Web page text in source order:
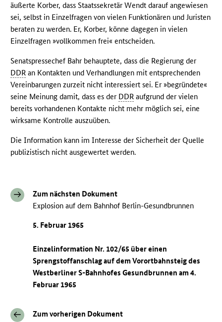
äußerte Korber, dass Staatssekretär Wendt darauf angewiesen
sei, selbst in Einzelfragen von vielen Funktionären und Juristen
beraten zu werden. Er, Korber, könne dagegen in vielen
Einzelfragen »vollkommen frei« entscheiden.
Senatspressechef Bahr behauptete, dass die Regierung der
DDR an Kontakten und Verhandlungen mit entsprechenden
Vereinbarungen zurzeit nicht interessiert sei. Er »begründete«
seine Meinung damit, dass es der DDR aufgrund der vielen
bereits vorhandenen Kontakte nicht mehr möglich sei, eine
wirksame Kontrolle auszuüben.
Die Information kann im Interesse der Sicherheit der Quelle
publizistisch nicht ausgewertet werden.
Zum nächsten Dokument
Explosion auf dem Bahnhof Berlin-Gesundbrunnen
5. Februar 1965
Einzelinformation Nr. 102/65 über einen
Sprengstoffanschlag auf dem Vorortbahnsteig des
Westberliner S-Bahnhofes Gesundbrunnen am 4.
Februar 1965
Zum vorherigen Dokument